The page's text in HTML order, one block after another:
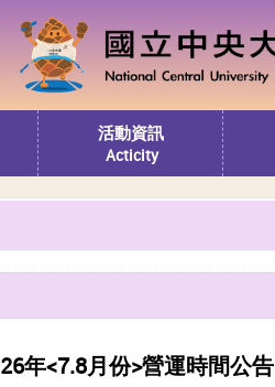
活動資訊
Acticity
年<7.8月份>營運時間公告